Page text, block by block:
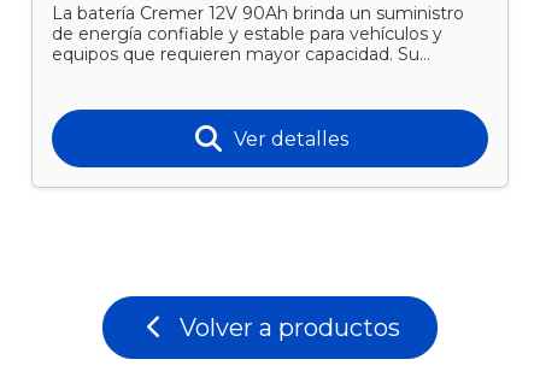
La batería Cremer 12V 90Ah brinda un suministro
de energía confiable y estable para vehículos y
equipos que requieren mayor capacidad. Su
Ver detalles
Volver a productos